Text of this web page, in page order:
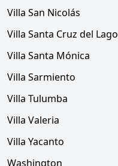
Villa San Nicolás
Villa Santa Cruz del Lago
Villa Santa Mónica
Villa Sarmiento
Villa Tulumba
Villa Valeria
Villa Yacanto
Washington